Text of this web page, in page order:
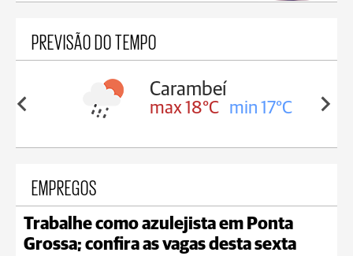
PREVISÃO DO TEMPO
18°C
Carambeí
max 18°C min 17°C
EMPREGOS
Trabalhe como azulejista em Ponta
Grossa; confira as vagas desta sexta